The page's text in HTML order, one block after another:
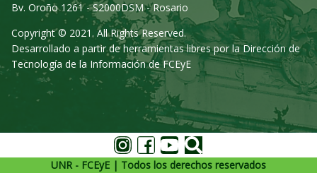
Bv. Oroño 1261 - S2000DSM - Rosario
Copyright © 2021. All Rights Reserved.
Desarrollado a partir de herramientas libres por la Dirección de
Tecnología de la Información de FCEyE
UNR - FCEyE | Todos los derechos reservados